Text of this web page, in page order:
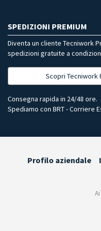
SPEDIZIONI PREMIUM
Diventa un cliente Tecniwork
spedizioni gratuite a
Scopri Tecniwork
Consegna rapida in 24/48 ore.
Spediamo con BRT - Corriere
Profilo aziendale